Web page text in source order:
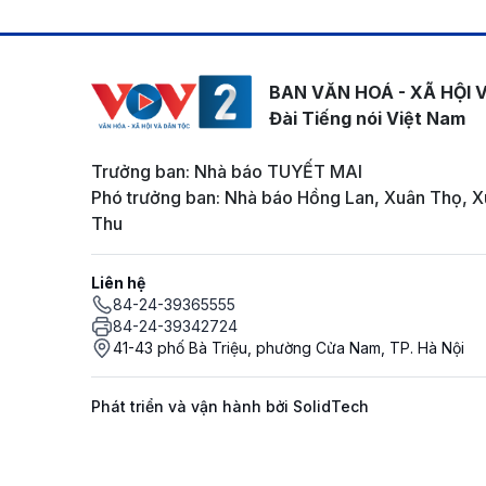
BAN VĂN HOÁ - XÃ HỘI
Đài Tiếng nói Việt Nam
Trưởng ban: Nhà báo TUYẾT MAI
Phó trưởng ban: Nhà báo Hồng Lan, Xuân Thọ,
Thu
Liên hệ
84-24-39365555
84-24-39342724
41-43 phố Bà Triệu, phường Cửa Nam, TP. Hà Nội
Phát triển và vận hành bởi SolidTech